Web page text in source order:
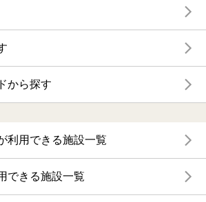
から探す
利用できる施設一覧
できる施設一覧